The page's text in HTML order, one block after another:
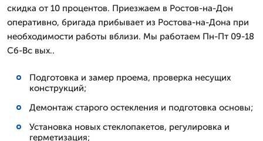
скидка от 10 процентов. Приезжаем в Ростов-на-Дон
оперативно, бригада прибывает из Ростова-на-Дона при
необходимости работы вблизи. Мы работаем Пн-Пт 09-18
Сб-Вс вых..
Подготовка и замер проема, проверка несущих
конструкций;
Демонтаж старого остекления и подготовка основы;
Установка новых стеклопакетов, регулировка и
герметизация;